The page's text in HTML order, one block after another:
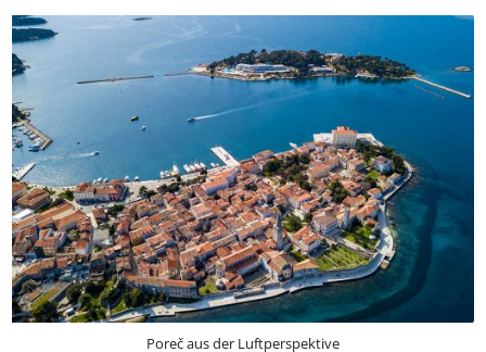
Nervenkitzel in Form von einem Wasserpark und
Kartbahnen, die auch bei den Jüngsten für reichlich Spaß
und Abwechslung sorgen.